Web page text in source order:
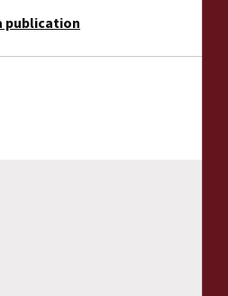
publication